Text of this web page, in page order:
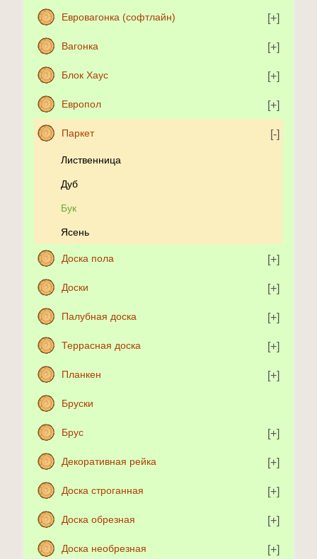
Евровагонка (софтлайн)
Вагонка
Блок Хаус
Европол
Паркет
Лиственница
Дуб
Бук
Ясень
Доска пола
Доски
Палубная доска
Террасная доска
Планкен
Бруски
Брус
Декоративная рейка
Доска строганная
Доска обрезная
Доска необрезная